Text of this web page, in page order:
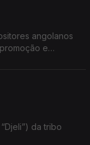
angolanos
e
da tribo